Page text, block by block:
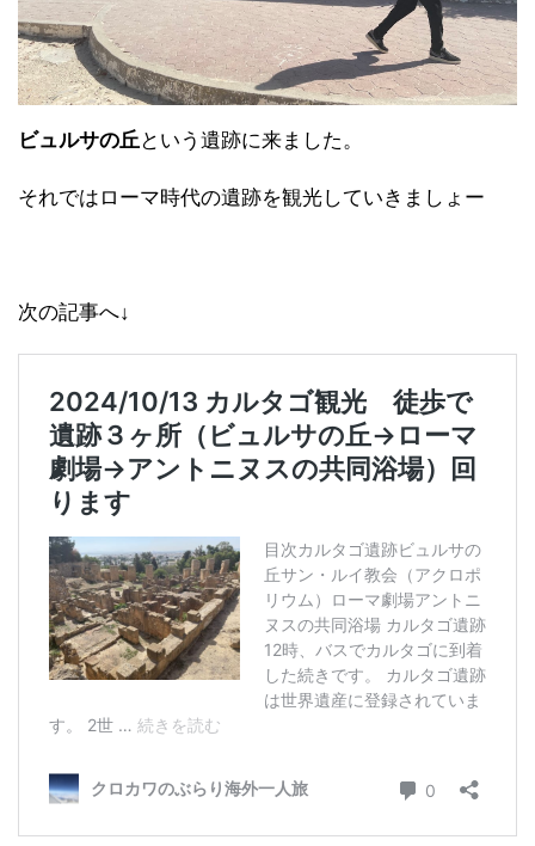
ビュルサの丘 という遺跡に来ました。
それではローマ時代の遺跡を観光していきましょー
次の記事へ↓